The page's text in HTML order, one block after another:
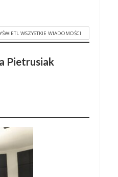
WSZYSTKIE WIADOMOŚCI
Pietrusiak